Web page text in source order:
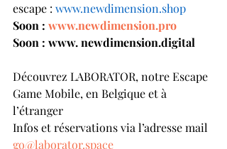
escape : www.newdimension.shop
Soon : www.newdimension.pro
Soon : www. newdimension.digital
Découvrez LABORATOR, notre Escape
Game Mobile, en Belgique et à
l’étranger
Infos et réservations via l’adresse mail
go@laborator.space